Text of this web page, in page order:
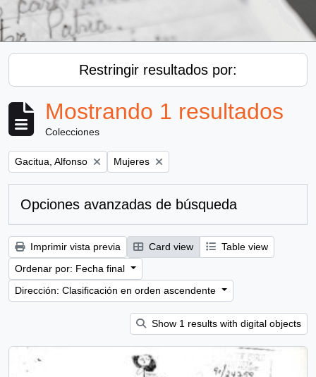
Restringir resultados por:
Mostrando 1 resultados
Colecciones
Remove filter:
Gacitua, Alfonso Remove filter:
Mujeres
Opciones avanzadas de búsqueda
Imprimir vista previa Card view
Table view
Ordenar por: Fecha final
Dirección: Clasificación en orden ascendente
Show 1 results with digital objects